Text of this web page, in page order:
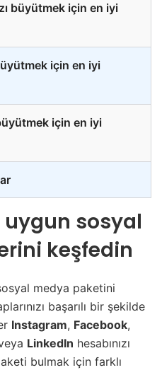
büyütmek için en iyi
için en iyi
için en iyi
sosyal
keşfedin
medya paketini
başarılı bir şekilde
Instagram, Facebook,
LinkedIn hesabınızı
bulmak için farklı